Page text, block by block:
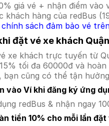
giá vé + nhận điểm
khách hàng của redBus
chính sách đảm bảo vé
đặt vé xe khách
xe khách trực tuyến từ
tối đa 60000đ và
bạn cũng có thể tận
vào Ví khi đăng ký ứng
redBus & nhận ngay
tiền 10% cho mỗi lần